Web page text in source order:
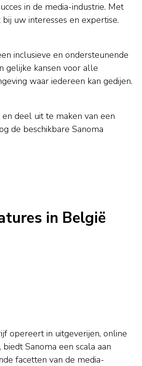
in de media-industrie. Met
uw interesses en expertise.
inclusieve en ondersteunende
gelijke kansen voor alle
waar iedereen kan gedijen.
deel uit te maken van een
de beschikbare Sanoma
in België
opereert in uitgeverijen, online
Sanoma een scala aan
facetten van de media-